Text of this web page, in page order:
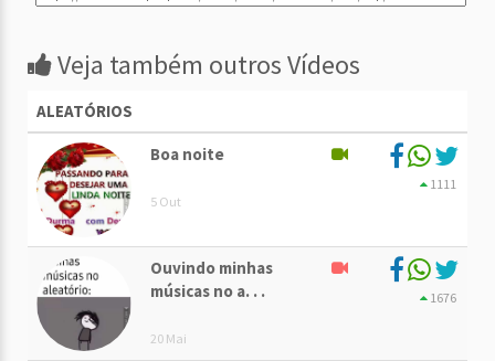
Veja também outros Vídeos
ALEATÓRIOS
Boa noite
5 Out
1111
Ouvindo minhas
músicas no a. . .
20 Mai
1676